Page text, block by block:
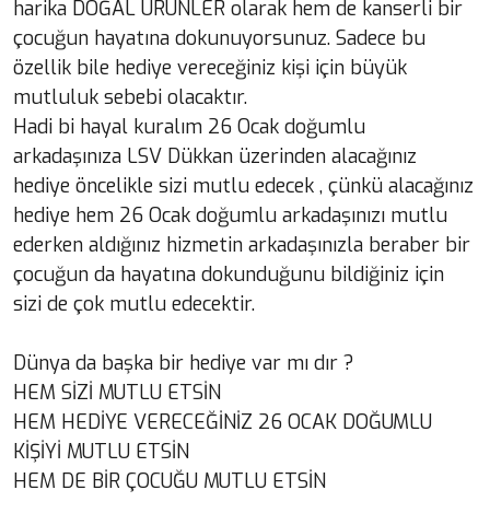
harika DOĞAL ÜRÜNLER olarak hem de kanserli bir
çocuğun hayatına dokunuyorsunuz. Sadece bu
özellik bile hediye vereceğiniz kişi için büyük
mutluluk sebebi olacaktır.
Hadi bi hayal kuralım 26 Ocak doğumlu
arkadaşınıza LSV Dükkan üzerinden alacağınız
hediye öncelikle sizi mutlu edecek , çünkü alacağınız
hediye hem 26 Ocak doğumlu arkadaşınızı mutlu
ederken aldığınız hizmetin arkadaşınızla beraber bir
çocuğun da hayatına dokunduğunu bildiğiniz için
sizi de çok mutlu edecektir.
Dünya da başka bir hediye var mı dır ?
HEM SİZİ MUTLU ETSİN
HEM HEDİYE VERECEĞİNİZ 26 OCAK DOĞUMLU
KİŞİYİ MUTLU ETSİN
HEM DE BİR ÇOCUĞU MUTLU ETSİN